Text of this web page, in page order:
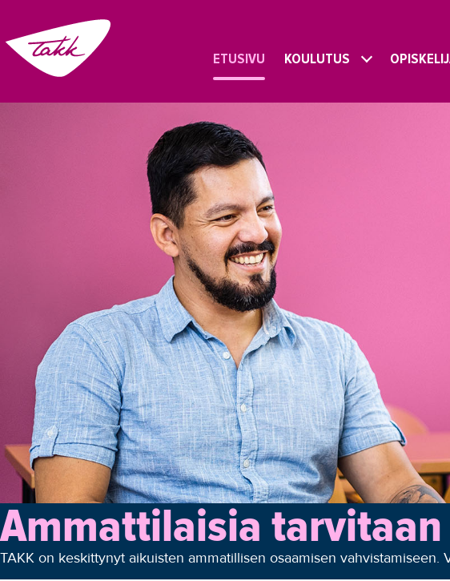
ETUSIVU KOULUTUS
Ammattilaisia
TAKK on keskittynyt aikuisten ammatillisen osaamisen